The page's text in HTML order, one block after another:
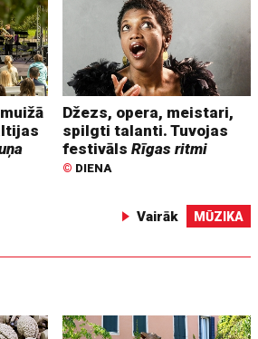
Džezs, opera, meistari,
spilgti talanti. Tuvojas
festivālsRīgas ritmi
© DIENA
Vairāk MŪZIKA